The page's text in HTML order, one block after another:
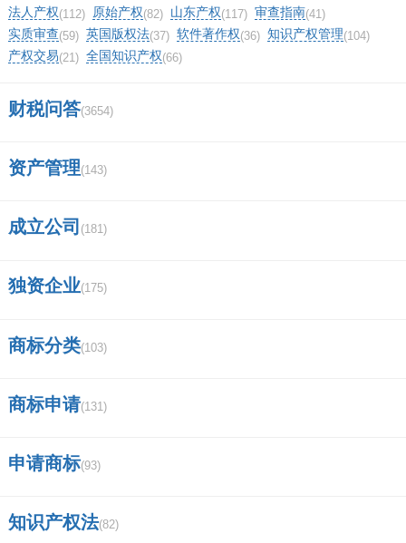
法人产权(112) 原始产权(82) 山东产权(117) 审查指南(41)
实质审查(59) 英国版权法(37) 软件著作权(36) 知识产权管理(104)
产权交易(21) 全国知识产权(66)
财税问答(3654)
资产管理(143)
成立公司 (181)
独资企业(175)
商标分类(103)
商标申请(131)
申请商标(93)
知识产权法(82)